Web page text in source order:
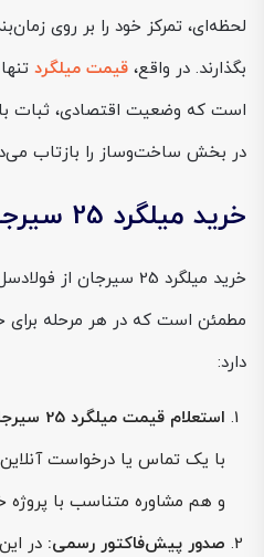
لحظه‌ای، تمرکز خود را بر روی
بگذارند. در واقع، قیمت میلگرد
است که وضعیت اقتصادی، ثبات
در بخش ساخت‌وساز را بازتاب
خرید میلگرد 25 سیرجان از فولادسل
خرید میلگرد 25 سیرجان
مطمئن است که در هر مرحله برای
دارد:
استعلام قیمت میلگرد 25 سیرجان و مشاوره تخصصی:
با یک تماس یا درخواست
و هم مشاوره متناسب با پروژه
صدور پیش‌فاکتور رسمی: در